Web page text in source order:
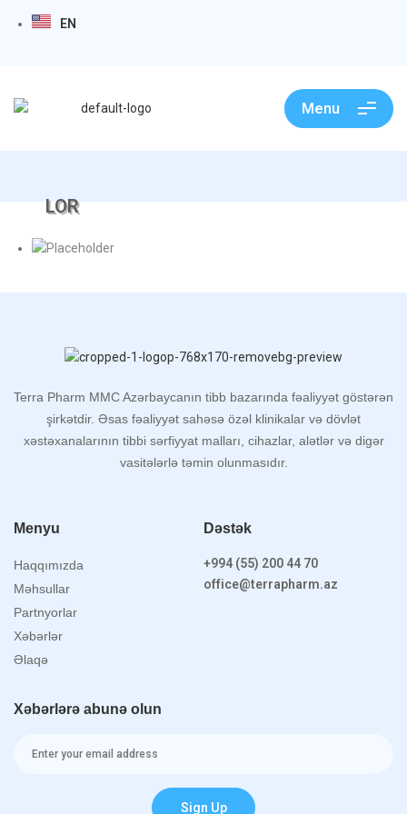
EN
Menu
LOR​
Terra Pharm MMC Azərbaycanın tibb bazarında fəaliyyət göstərən
şirkətdir. Əsas fəaliyyət sahəsə özəl klinikalar və dövlət
xəstəxanalarının tibbi sərfiyyat malları, cihazlar, alətlər və digər
vasitələrlə təmin olunmasıdır.
Menyu
Haqqımızda
Məhsullar
Partnyorlar
Xəbərlər
Əlaqə
Dəstək
+994 (55) 200 44 70
office@terrapharm.az
Xəbərlərə abunə olun
Sign Up